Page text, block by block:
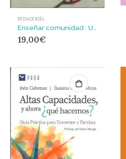
PEDAGOGÍA
19,00€